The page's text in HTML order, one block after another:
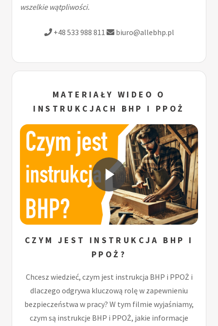
wszelkie wątpliwości.
+48 533 988 811 biuro@allebhp.pl
MATERIAŁY WIDEO O
INSTRUKCJACH BHP I PPOŻ
CZYM JEST INSTRUKCJA BHP I
PPOŻ?
Chcesz wiedzieć, czym jest instrukcja BHP i PPOŻ i
dlaczego odgrywa kluczową rolę w zapewnieniu
bezpieczeństwa w pracy? W tym filmie wyjaśniamy,
czym są instrukcje BHP i PPOŻ, jakie informacje